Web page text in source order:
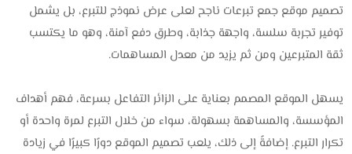
تصميم موقع جمع تبرعات ناجح لعلى عرض نموذج للتبرع، بل يشمل
توفير تجربة سلسة، واجهة جذابة، وطرق دفع آمنة، وهو ما يكتسب
ثقة المتبرعين ومن ثم يزيد من معدل المساهمات.
يسهل الموقع المصمم بعناية على الزائر التفاعل بسرعة، فهم أهداف
المؤسسة، والمساهمة بسهولة، سواء من خلال التبرع لمرة واحدة أو
تكرار التبرع. إضافةً إلى ذلك، يلعب تصميم الموقع دورًا كبيرًا في زيادة